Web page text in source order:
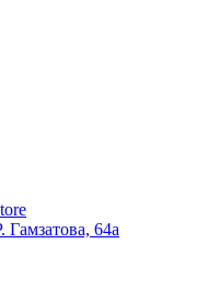
Гамзатова, 64а